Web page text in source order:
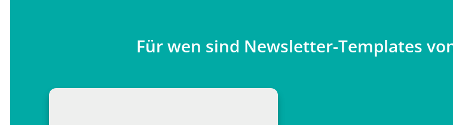
Für wen sind Newsletter-Templates